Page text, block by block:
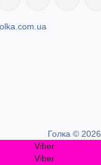
Голка © 2026
Viber
Viber